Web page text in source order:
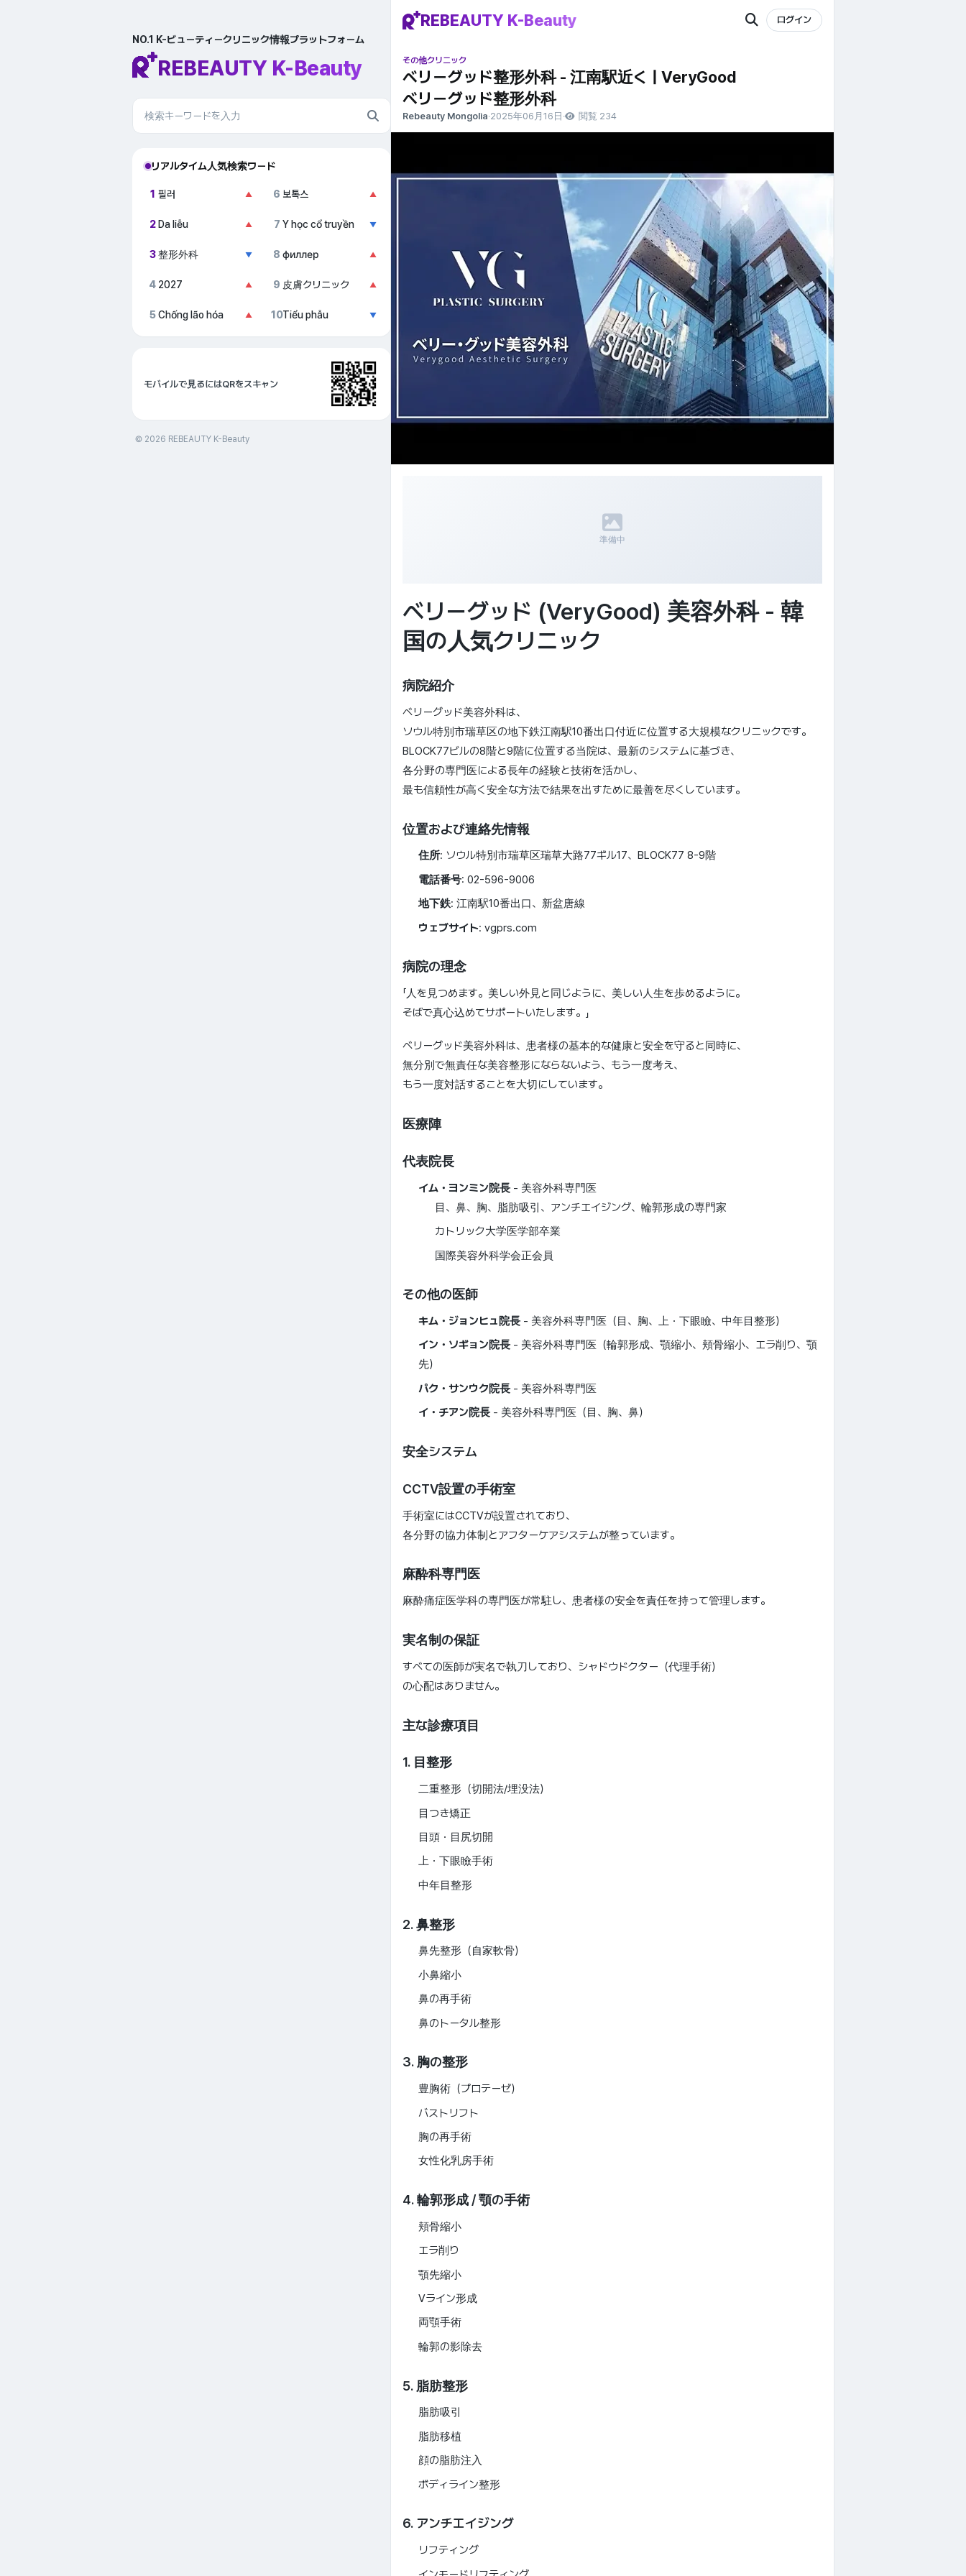
NO.1 K-ビューティークリニック情報プラットフォーム
REBEAUTY K-Beauty
リアルタイム人気検索ワード
1 필러 ▲
2 Da liễu ▲
3 整形外科 ▼
4 2027 ▲
5 Chống lão hóa ▲
6 보톡스 ▲
7 Y học cổ truyền ▼
8 филлер ▲
9 皮膚クリニック ▲
10Tiểu phẫu ▼
モバイルで見るにはQRをスキャン
© 2026 REBEAUTY K-Beauty
REBEAUTY K-Beauty ログイン
その他クリニック
ベリーグッド整形外科 - 江南駅近く | VeryGood
ベリーグッド整形外科
Rebeauty Mongolia·2025年06月16日 · 閲覧 234
準備中
ベリーグッド (VeryGood) 美容外科 - 韓
国の人気クリニック
病院紹介
ベリーグッド美容外科は、
ソウル特別市瑞草区の地下鉄江南駅10番出口付近に位置する大規模なクリニックです。
BLOCK77ビルの8階と9階に位置する当院は、最新のシステムに基づき、
各分野の専門医による長年の経験と技術を活かし、
最も信頼性が高く安全な方法で結果を出すために最善を尽くしています。
位置および連絡先情報
住所: ソウル特別市瑞草区瑞草大路77ギル17、BLOCK77 8-9階
電話番号: 02-596-9006
地下鉄: 江南駅10番出口、新盆唐線
ウェブサイト: vgprs.com
病院の理念
「人を見つめます。美しい外見と同じように、美しい人生を歩めるように。
そばで真心込めてサポートいたします。」
ベリーグッド美容外科は、患者様の基本的な健康と安全を守ると同時に、
無分別で無責任な美容整形にならないよう、もう一度考え、
もう一度対話することを大切にしています。
医療陣
代表院長
イム・ヨンミン院長 - 美容外科専門医
目、鼻、胸、脂肪吸引、アンチエイジング、輪郭形成の専門家
カトリック大学医学部卒業
国際美容外科学会正会員
その他の医師
キム・ジョンヒュ院長 - 美容外科専門医（目、胸、上・下眼瞼、中年目整形）
イン・ソギョン院長 - 美容外科専門医（輪郭形成、顎縮小、頬骨縮小、エラ削り、顎
先）
パク・サンウク院長 - 美容外科専門医
イ・チアン院長 - 美容外科専門医（目、胸、鼻）
安全システム
CCTV設置の手術室
手術室にはCCTVが設置されており、
各分野の協力体制とアフターケアシステムが整っています。
麻酔科専門医
麻酔痛症医学科の専門医が常駐し、患者様の安全を責任を持って管理します。
実名制の保証
すべての医師が実名で執刀しており、シャドウドクター（代理手術）
の心配はありません。
主な診療項目
1. 目整形
二重整形（切開法/埋没法）
目つき矯正
目頭・目尻切開
上・下眼瞼手術
中年目整形
2. 鼻整形
鼻先整形（自家軟骨）
小鼻縮小
鼻の再手術
鼻のトータル整形
3. 胸の整形
豊胸術（プロテーゼ）
バストリフト
胸の再手術
女性化乳房手術
4. 輪郭形成 / 顎の手術
頬骨縮小
エラ削り
顎先縮小
Vライン形成
両顎手術
輪郭の影除去
5. 脂肪整形
脂肪吸引
脂肪移植
顔の脂肪注入
ボディライン整形
6. アンチエイジング
リフティング